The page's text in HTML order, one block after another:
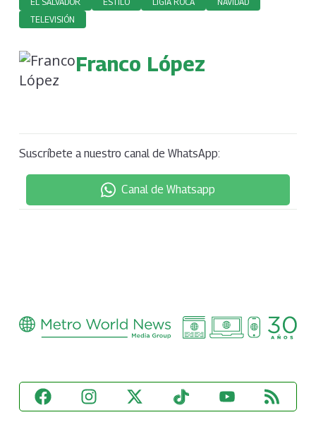
TELEVISIÓN
Franco López
Suscríbete a nuestro canal de WhatsApp:
Canal de Whatsapp